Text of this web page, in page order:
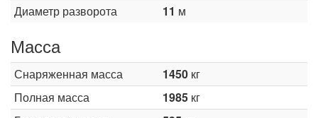
Диаметр разворота
11 м
Масса
Снаряженная масса 1450 кг
Полная масса
1985 кг